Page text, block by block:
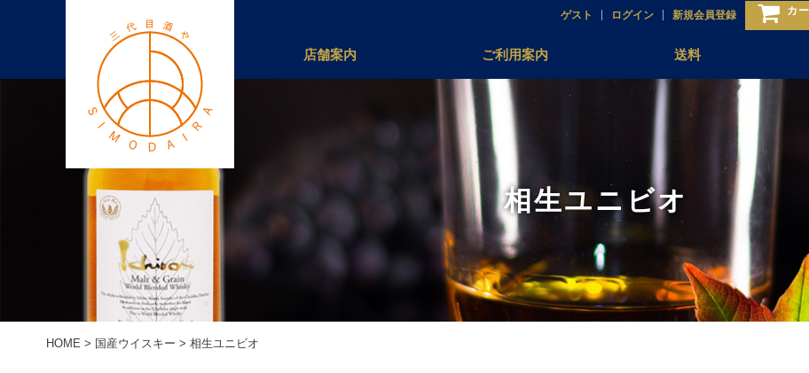
ゲスト ログイン 新規会員登録 カ
店舗案内 ご利用案内 送料
相生ユニビオ
HOME > 国産ウイスキー > 相生ユニビオ